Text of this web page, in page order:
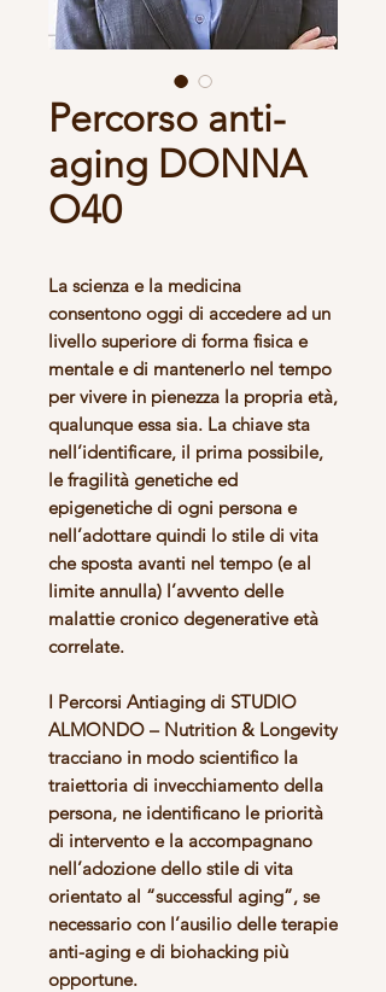
Percorso anti-
aging DONNA
O40
La scienza e la medicina
consentono oggi di accedere ad un
livello superiore di forma fisica e
mentale e di mantenerlo nel tempo
per vivere in pienezza la propria età,
qualunque essa sia. La chiave sta
nell’identificare, il prima possibile,
le fragilità genetiche ed
epigenetiche di ogni persona e
nell’adottare quindi lo stile di vita
che sposta avanti nel tempo (e al
limite annulla) l’avvento delle
malattie cronico degenerative età
correlate.
I Percorsi Antiaging di STUDIO
ALMONDO – Nutrition & Longevity
tracciano in modo scientifico la
traiettoria di invecchiamento della
persona, ne identificano le priorità
di intervento e la accompagnano
nell’adozione dello stile di vita
orientato al “successful aging”, se
necessario con l’ausilio delle terapie
anti-aging e di biohacking più
opportune.